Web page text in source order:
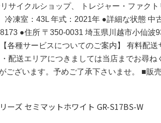
サイクルショップ、 トレジャー・ファク
室：43L 年式：2021年 ●詳細な状態 中
●住所 〒350-0031 埼玉県川越市小
各種サービスについてのご案内】 有料配
配送エリアにつきましては当店までお尋
ございます。予めご了承下さいませ。 ■販